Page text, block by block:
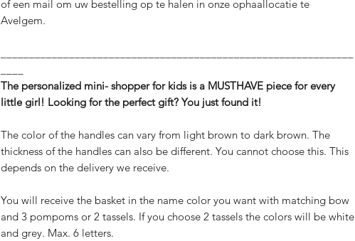
of een mail om uw bestelling op te halen in onze ophaallocatie te
Avelgem.
The personalized mini- shopper for kids is a MUSTHAVE piece for every
little girl! Looking for the perfect gift? You just found it!
The color of the handles can vary from light brown to dark brown. The
thickness of the handles can also be different. You cannot choose this. This
depends on the delivery we receive.
You will receive the basket in the name color you want with matching bow
and 3 pompoms or 2 tassels. If you choose 2 tassels the colors will be white
and grey. Max. 6 letters.